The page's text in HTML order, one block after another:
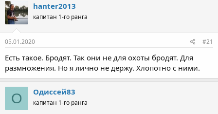
hanter2013
капитан 1-го ранга
05.01.2020 #21
Есть такое. Бродят. Так они не для охоты бродят. Для
размножения. Но я лично не держу. Хлопотно с ними.
О Одиссей83
капитан 1-го ранга